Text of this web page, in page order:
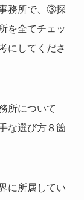
務所で、③探
を全てチェッ
にしてくださ
所について
な選び方８箇
に所属してい